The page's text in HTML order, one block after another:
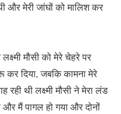
और मेरी जांघों को मालिश कर
मौसी को मेरे चेहरे पर
दिया, जबकि कामना मेरे
थी लक्ष्मी मौसी ने मेरा लंड
मैं पागल हो गया और दोनों